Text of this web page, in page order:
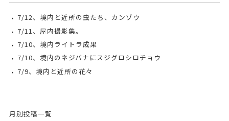
7/12、境内と近所の虫たち、カンゾウ
7/11、屋内撮影集。
7/10、境内ライトラ成果
7/10、境内のネジバナにスジグロシロチョウ
7/9、境内と近所の花々
月別投稿一覧